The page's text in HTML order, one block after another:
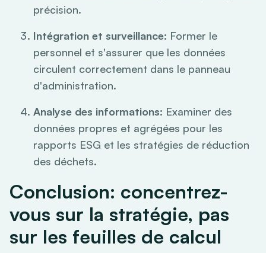
précision.
Intégration et surveillance: Former le
personnel et s'assurer que les données
circulent correctement dans le panneau
d'administration.
Analyse des informations: Examiner des
données propres et agrégées pour les
rapports ESG et les stratégies de réduction
des déchets.
Conclusion: concentrez-
vous sur la stratégie, pas
sur les feuilles de calcul